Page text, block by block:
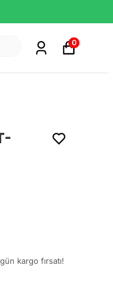
0
kargo fırsatı!